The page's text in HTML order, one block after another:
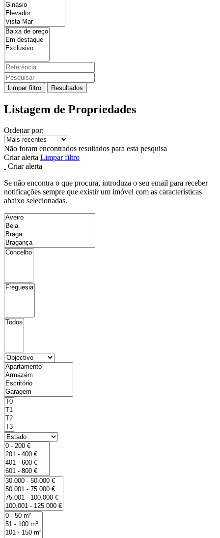
Limpar filtro Resultados
Listagem de Propriedades
Ordenar por:
Não foram encontrados resultados para esta pesquisa
Criar alerta Limpar filtro
Criar alerta
Se não encontra o que procura, introduza o seu email para receber
notificações sempre que existir um imóvel com as características
abaixo selecionadas.